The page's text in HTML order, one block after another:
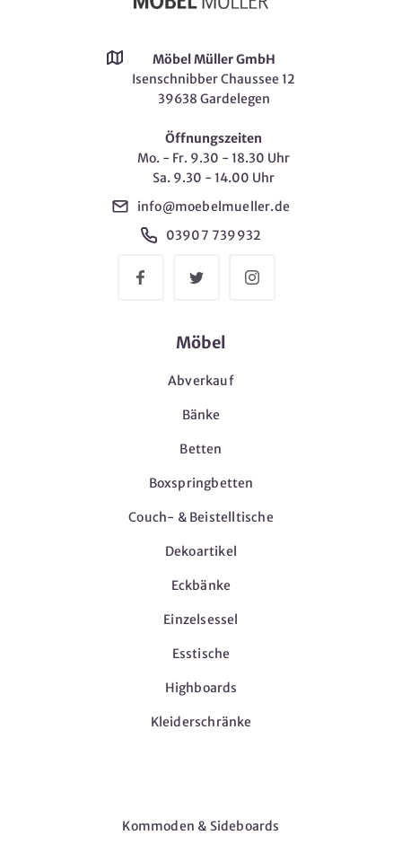
Möbel Müller GmbH
Isenschnibber Chaussee 12
39638 Gardelegen
Öffnungszeiten
Mo. - Fr. 9.30 - 18.30 Uhr
Sa. 9.30 - 14.00 Uhr
info@moebelmueller.de
03907 739932
Möbel
Abverkauf
Bänke
Betten
Boxspringbetten
Couch- & Beistelltische
Dekoartikel
Eckbänke
Einzelsessel
Esstische
Highboards
Kleiderschränke
Kommoden & Sideboards